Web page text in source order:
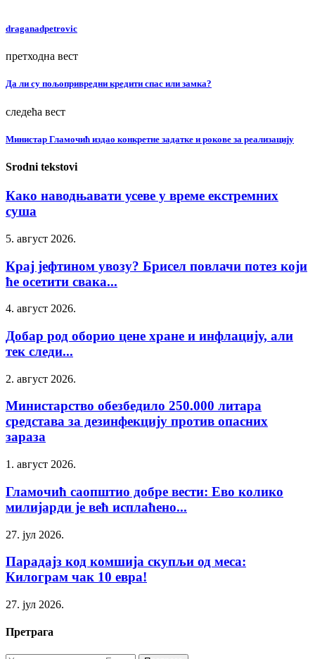
draganadpetrovic
претходна вест
Да ли су пољопривредни кредити спас или замка?
следећа вест
Министар Гламочић издао конкретне задатке и рокове за реализацију
Srodni tekstovi
Како наводњавати усеве у време екстремних
суша
5. август 2026.
Крај јефтином увозу? Брисел повлачи потез који
ће осетити свака...
4. август 2026.
Добар род оборио цене хране и инфлацију, али
тек следи...
2. август 2026.
Министарство обезбедило 250.000 литара
средстава за дезинфекцију против опасних
зараза
1. август 2026.
Гламочић саопштио добре вести: Ево колико
милијарди је већ исплаћено...
27. јул 2026.
Парадајз код комшија скупљи од меса:
Килограм чак 10 евра!
27. јул 2026.
Претрага